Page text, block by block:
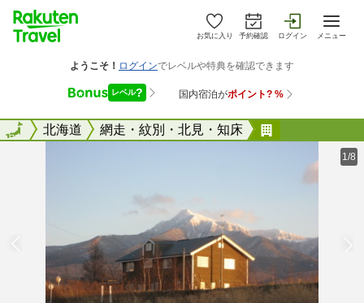
お気に入り 予約確認 ログイン メニュー
全国北海道 網走・紋別・北見・知床
全国
1/8